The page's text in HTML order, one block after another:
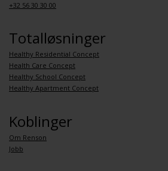
+32 56 30 30 00
Totalløsninger
Healthy Residential Concept
Health Care Concept
Healthy School Concept
Healthy Apartment Concept
Koblinger
Om Renson
Jobb